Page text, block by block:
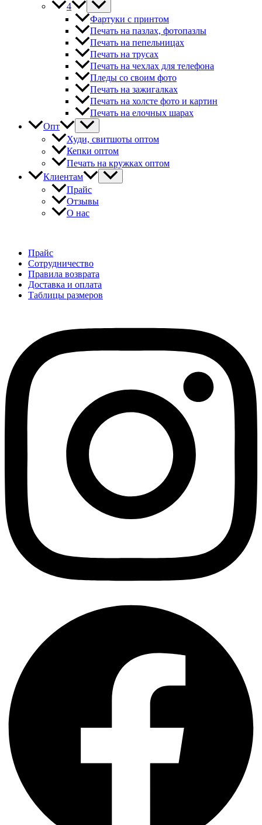
4
Фартуки с принтом
Печать на пазлах, фотопазлы
Печать на пепельницах
Печать на трусах
Печать на чехлах для телефона
Пледы со своим фото
Печать на зажигалках
Печать на холсте фото и картин
Печать на елочных шарах
Опт
Худи, свитшоты оптом
Кепки оптом
Печать на кружках оптом
Клиентам
Прайс
Отзывы
О нас
Прайс
Сотрудничество
Правила возврата
Доставка и оплата
Таблицы размеров